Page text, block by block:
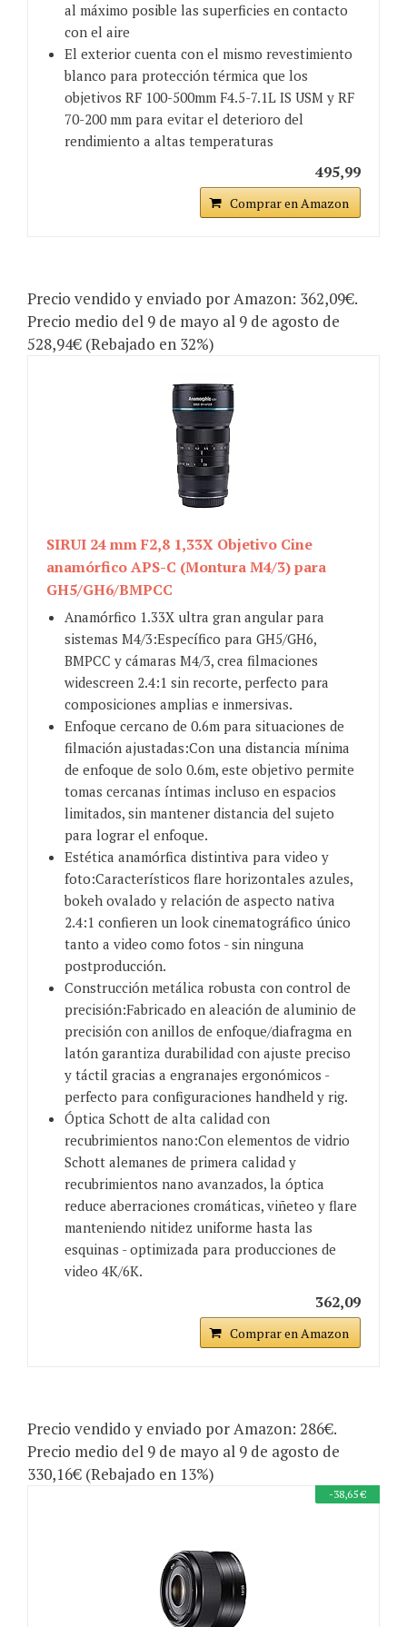
al máximo posible las superficies en contacto
con el aire
El exterior cuenta con el mismo revestimiento
blanco para protección térmica que los
objetivos RF 100-500mm F4.5-7.1L IS USM y RF
70-200 mm para evitar el deterioro del
rendimiento a altas temperaturas
495,99
Comprar en Amazon
Precio vendido y enviado por Amazon: 362,09€.
Precio medio del 9 de mayo al 9 de agosto de
528,94€ (Rebajado en 32%)
SIRUI 24 mm F2,8 1,33X Objetivo Cine
anamórfico APS-C (Montura M4/3) para
GH5/GH6/BMPCC
Anamórfico 1.33X ultra gran angular para
sistemas M4/3:Específico para GH5/GH6,
BMPCC y cámaras M4/3, crea filmaciones
widescreen 2.4:1 sin recorte, perfecto para
composiciones amplias e inmersivas.
Enfoque cercano de 0.6m para situaciones de
filmación ajustadas:Con una distancia mínima
de enfoque de solo 0.6m, este objetivo permite
tomas cercanas íntimas incluso en espacios
limitados, sin mantener distancia del sujeto
para lograr el enfoque.
Estética anamórfica distintiva para video y
foto:Característicos flare horizontales azules,
bokeh ovalado y relación de aspecto nativa
2.4:1 confieren un look cinematográfico único
tanto a video como fotos - sin ninguna
postproducción.
Construcción metálica robusta con control de
precisión:Fabricado en aleación de aluminio de
precisión con anillos de enfoque/diafragma en
latón garantiza durabilidad con ajuste preciso
y táctil gracias a engranajes ergonómicos -
perfecto para configuraciones handheld y rig.
Óptica Schott de alta calidad con
recubrimientos nano:Con elementos de vidrio
Schott alemanes de primera calidad y
recubrimientos nano avanzados, la óptica
reduce aberraciones cromáticas, viñeteo y flare
manteniendo nitidez uniforme hasta las
esquinas - optimizada para producciones de
video 4K/6K.
362,09
Comprar en Amazon
Precio vendido y enviado por Amazon: 286€.
Precio medio del 9 de mayo al 9 de agosto de
330,16€ (Rebajado en 13%)
-38,65 €